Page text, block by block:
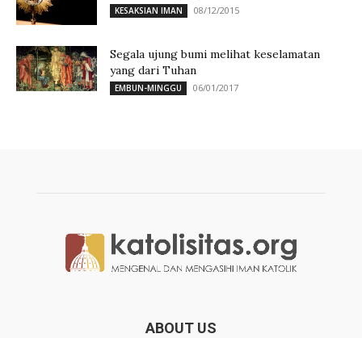
KESAKSIAN IMAN 08/12/2015
Segala ujung bumi melihat keselamatan
yang dari Tuhan
EMBUN-MINGGU 06/01/2017
ABOUT US